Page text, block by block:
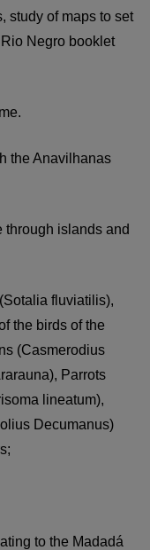
study of maps to set
Negro booklet
the Anavilhanas
through islands and
fluviatilis),
the birds of the
(Casmerodius
Parrots
lineatum),
Decumanus)
to the Madadá